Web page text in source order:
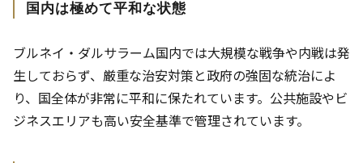
国内は極めて平和な状態
ブルネイ・ダルサラーム国内では大規模な戦争や内戦は発
生しておらず、厳重な治安対策と政府の強固な統治によ
り、国全体が非常に平和に保たれています。公共施設やビ
ジネスエリアも高い安全基準で管理されています。